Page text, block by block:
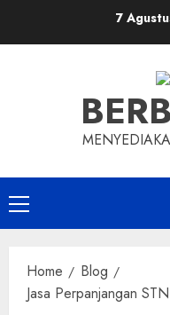
7
Primary
Menu
Home
Blog
Jasa Perpanjangan